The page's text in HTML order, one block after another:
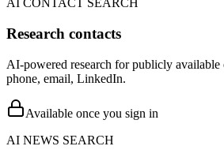
AI CONTACT SEARCH
Research contacts
AI-powered research for publicly available
phone, email, LinkedIn.
Available once you sign in
AI NEWS SEARCH